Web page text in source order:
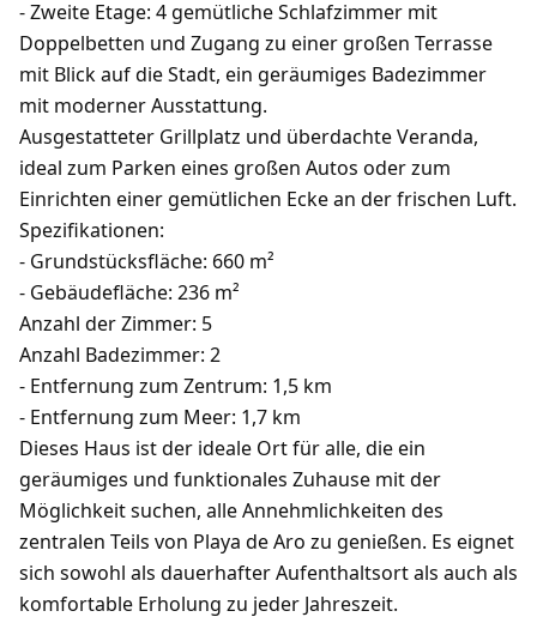
- Zweite Etage: 4 gemütliche Schlafzimmer mit
Doppelbetten und Zugang zu einer großen Terrasse
mit Blick auf die Stadt, ein geräumiges Badezimmer
mit moderner Ausstattung.
Ausgestatteter Grillplatz und überdachte Veranda,
ideal zum Parken eines großen Autos oder zum
Einrichten einer gemütlichen Ecke an der frischen Luft.
Spezifikationen:
- Grundstücksfläche: 660 m²
- Gebäudefläche: 236 m²
Anzahl der Zimmer: 5
Anzahl Badezimmer: 2
- Entfernung zum Zentrum: 1,5 km
- Entfernung zum Meer: 1,7 km
Dieses Haus ist der ideale Ort für alle, die ein
geräumiges und funktionales Zuhause mit der
Möglichkeit suchen, alle Annehmlichkeiten des
zentralen Teils von Playa de Aro zu genießen. Es eignet
sich sowohl als dauerhafter Aufenthaltsort als auch als
komfortable Erholung zu jeder Jahreszeit.